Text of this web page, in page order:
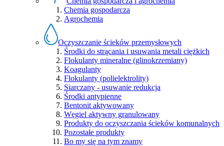
Chemia gospodarcza
Agrochemia
Oczyszczanie ścieków przemysłowych
Środki do strącania i usuwania metali ciężkich
Flokulanty mineralne (glinokrzemiany)
Koagulanty
Flokulanty (polielektrolity)
Siarczany - usuwanie redukcja
Środki antypienne
Bentonit aktywowany
Węgiel aktywny granulowany
Produkty do oczyszczania ścieków komunalnych
Pozostałe produkty
Bo my się na tym znamy